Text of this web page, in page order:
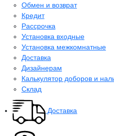
Обмен и возврат
Кредит
Рассрочка
Установка входные
Установка межкомнатные
Доставка
Дизайнерам
Калькулятор доборов и
Склад
Доставка